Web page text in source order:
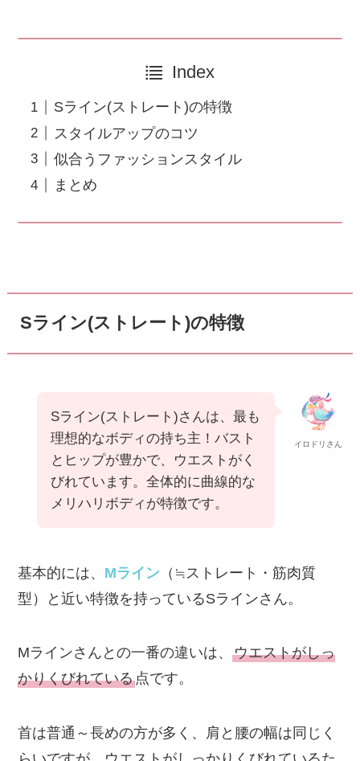
Index
Sライン(ストレート)の特徴
スタイルアップのコツ
似合うファッションスタイル
まとめ
Sライン(ストレート)の特徴
イロドリさん
Sライン(ストレート)さんは、最も
理想的なボディの持ち主！バスト
とヒップが豊かで、ウエストがく
びれています。全体的に曲線的な
メリハリボディが特徴です。
基本的には、 Mライン （≒ストレート・筋肉質
型）と近い特徴を持っているSラインさん。
Mラインさんとの一番の違いは、ウエストがしっ
かりくびれている点です。
首は普通～長めの方が多く、肩と腰の幅は同じく